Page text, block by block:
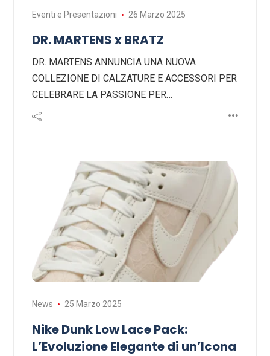
Eventi e Presentazioni 26 Marzo 2025
DR. MARTENS x BRATZ
DR. MARTENS ANNUNCIA UNA NUOVA
COLLEZIONE DI CALZATURE E ACCESSORI PER
CELEBRARE LA PASSIONE PER…
News 25 Marzo 2025
Nike Dunk Low Lace Pack:
L’Evoluzione Elegante di un’Icona